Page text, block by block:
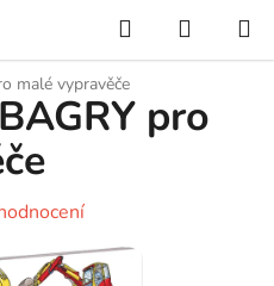
Hledat
KOŠÍK
malé vypravěče
pro